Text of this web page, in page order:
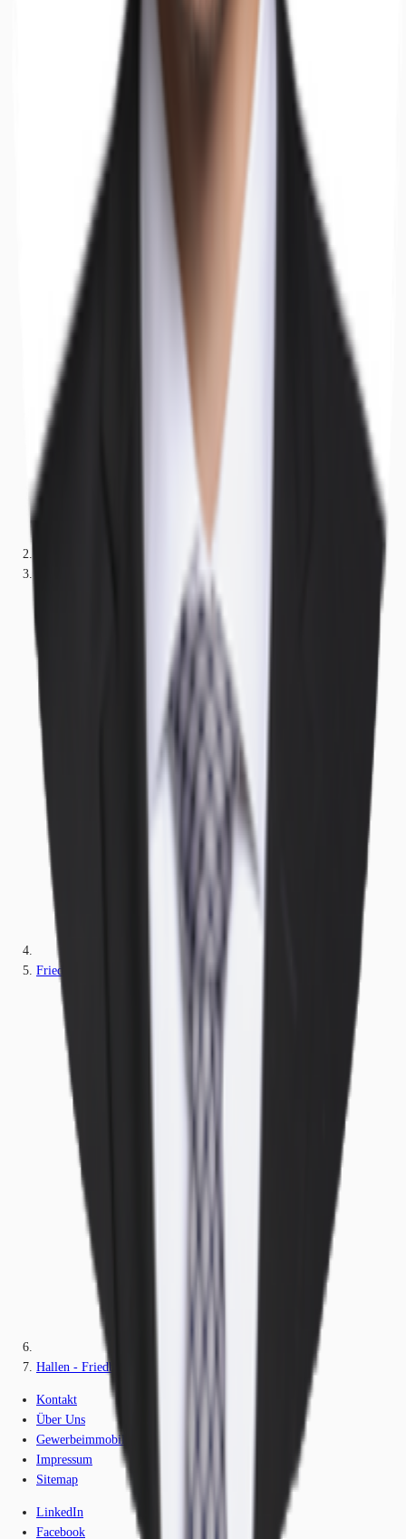
Friedberg
Hallen - Friedberg - M1847
Kontakt
Über Uns
Gewerbeimmobilien-Lexikon
Impressum
Sitemap
LinkedIn
Facebook